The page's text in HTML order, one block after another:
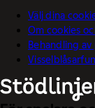
Välj dina
Om cookies
Behandling